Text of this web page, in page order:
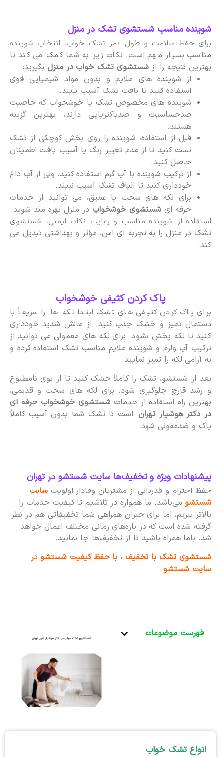
شوینده مناسب شستشوی تشک در منزل
برای حفظ سلامت و طول عمر تشک خواب، انتخاب شوینده
مناسب بسیار مهم است. نکات زیر به شما کمک می کند تا
بهترین نتیجه را از شستشوی تشک خواب در منزلبگیرید:
از شوینده های ملایم و بدون مواد شیمیایی قوی
استفاده کنید تا بافت تشک آسیب نبیند.
شوینده های مخصوص تشک یا خوشخواب که خاصیت
ضدحساسیت و ضدباکتریایی دارند، بهترین گزینه
هستند.
قبل از استفاده، شوینده را روی بخش کوچکی از تشک
تست کنید تا از عدم تغییر رنگ یا آسیب بافت اطمینان
حاصل کنید.
از ترکیب شوینده با آب گرم استفاده کنید، ولی از آب داغ
خودداری کنید تا الیاف تشک آسیب نبیند.
برای لکه های سخت یا عمیق، می توانید از خدمات
حرفه ای شستشوی خوشخوابدر منزل بهره مند شوید.
استفاده از شوینده مناسب و رعایت نکات ایمنی، شستشوی
تشک در منزل را به تجربه ای امن، مؤثر و بهداشتی تبدیل می
کند.
پاک کردن کثیفی خوشخواب
برای پاک کردن کثیفی های تشک ابتدا لکه ها را سریعاً با
دستمال تمیز و خشک جذب کنید. از مالش شدید خودداری
کنید تا لکه پخش نشود. برای لکه های معمولی می توانید از
ترکیب آب ولرم و شوینده ملایم مناسب تشک استفاده کرده و
به آرامی لکه را تمیز نمایید.
بعد از شستشو، تشک را کاملاً خشک کنید تا از بوی نامطبوع
و رشد قارچ جلوگیری شود. برای لکه های سخت و قدیمی،
بهترین راه استفاده از خدمات شستشوی خوشخواب حرفه ای
در دکتر هوشیار تهران است تا تشک شما بدون آسیب کاملاً
پاک و ضدعفونی شود.
پیشنهادات ویژه و تخفیف‌ها سایت شستشو در تهران
حفظ احترام و قدردانی از مشتریان وفادار اولویت سایت
شستشومی‌باشد. ما همواره در تلاشیم تا کیفیت خدمات را
بالاتر ببریم، اما برای جبران همراهی شما تخفیفاتی هم در نظر
گرفته شده است که در بازه‌های زمانی مختلف اعمال خواهد
شد. باما همراه باشید تا از تخفیف‌ها جا نمانید.
شستشوی تشک با تخفیف ، با حفظ کیفیت شستشو در
سایت شستشو
فهرست موضوعات
انواع تشک خواب